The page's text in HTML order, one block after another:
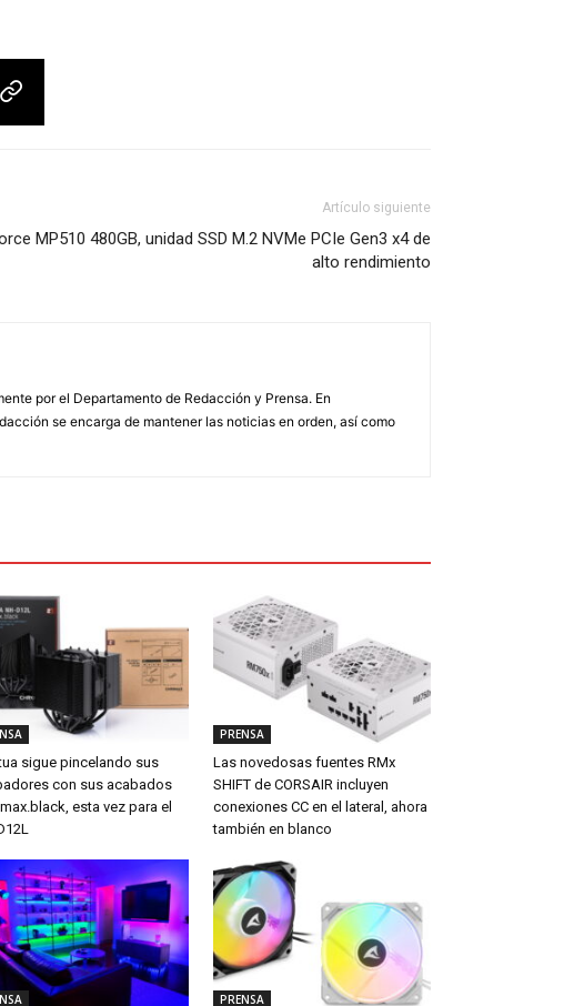
Artículo siguiente
MP510 480GB, unidad SSD M.2 NVMe PCIe Gen3 x4 de
alto rendimiento
por el Departamento de Redacción y Prensa. En
se encarga de mantener las noticias en orden, así como
sigue pincelando sus
con sus acabados
esta vez para el
PRENSA
Las novedosas fuentes RMx
SHIFT de CORSAIR incluyen
conexiones CC en el lateral, ahora
también en blanco
PRENSA